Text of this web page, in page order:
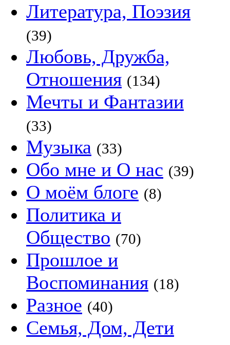
Литература, Поэзия
(39)
Любовь, Дружба,
Отношения (134)
Мечты и Фантазии
(33)
Музыка (33)
Обо мне и О нас (39)
О моём блоге (8)
Политика и
Общество (70)
Прошлое и
Воспоминания (18)
Разное (40)
Семья, Дом, Дети